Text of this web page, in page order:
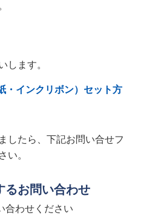
します。
・インクリボン）セット方
したら、下記お問い合せフ
い。
るお問い合わせ
合わせください